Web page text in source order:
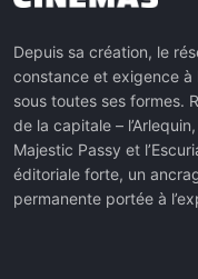
Depuis sa création, le
constance et exigence
sous toutes ses formes.
de la capitale –
Majestic Passy et
éditoriale forte, un
permanente portée à